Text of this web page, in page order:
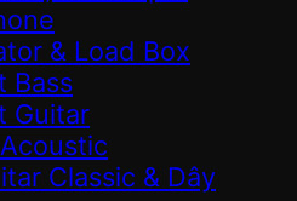
& Load Box
Bass
Guitar
Classic & Dây